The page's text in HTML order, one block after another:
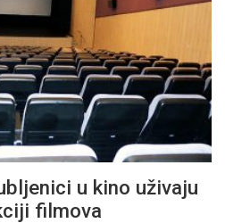
u kino uživaju
filmova